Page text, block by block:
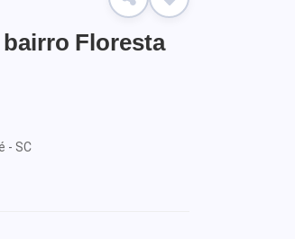
Floresta
- SC